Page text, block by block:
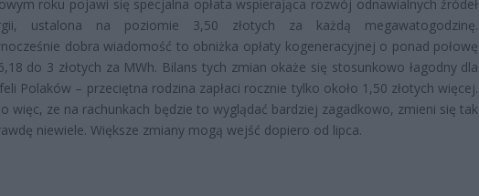
roku pojawi się specjalna opłata wspierająca rozwój odnawialnych źródeł
ustalona na poziomie 3,50 złotych za każdą megawatogodzinę.
dobra wiadomość to obniżka opłaty kogeneracyjnej o ponad połowę
do 3 złotych za MWh. Bilans tych zmian okaże się stosunkowo łagodny dla
Polaków – przeciętna rodzina zapłaci rocznie tylko około 1,50 złotych więcej.
więc, ze na rachunkach będzie to wyglądać bardziej zagadkowo, zmieni się tak
niewiele. Większe zmiany mogą wejść dopiero od lipca.